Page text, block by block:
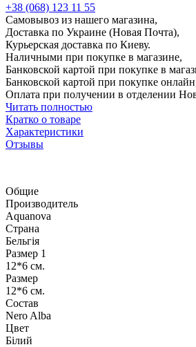
+38 (068) 123 11 55
Самовывоз из нашего магазина,
Доставка по Украине (Новая Почта),
Курьерская доставка по Киеву.
Наличными при покупке в магазине,
Банковской картой при покупке в
Банковской картой при покупке
Оплата при получении в отделении
Читать полностью
Кратко о товаре
Характеристики
Отзывы
Общие
Производитель
Aquanova
Страна
Бельгія
Размер 1
12*6 см.
Размер
12*6 см.
Состав
Nero Alba
Цвет
Білий